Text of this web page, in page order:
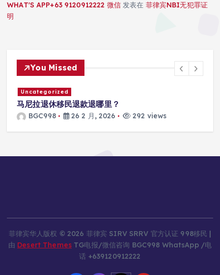
WHAT'S APP+63 9120912222 微信发表在 菲律宾NBI无犯罪证
明
You Missed
款退哪里？
2 月, 2026 292 views BGC998
菲律宾华人版权 © 2026 菲律宾 SIRV SRRV 官方认证 998移民 |
由 Desert Themes TG电报/微信咨询 BGC998 WhatsApp /电
话 +639120912222